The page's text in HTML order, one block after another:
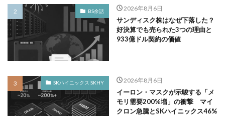
BS余話 2026年8月6日
サンディスク株はなぜ下落した？
好決算でも売られた3つの理由と
933億ドル契約の価値
SKハイニックス SKHY 2026年8月6日
イーロン・マスクが示唆する「メ
モリ需要200%増」の衝撃 マイ
クロン急騰とSKハイニックス46%